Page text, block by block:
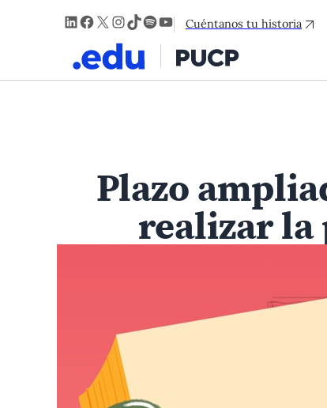
LinkedIn
Facebook
X Instagram
TikTok
Spotify
YouTube
Cuéntanos tu historia
Plazo
realizar la